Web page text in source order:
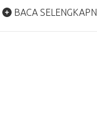
BACA